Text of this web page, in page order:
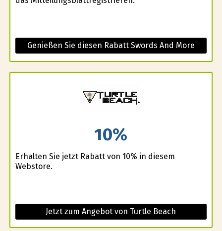
Genießen Sie diesen Rabatt Swords And More
10%
Erhalten Sie jetzt Rabatt von 10% in diesem
Webstore.
Jetzt zum Angebot von Turtle Beach